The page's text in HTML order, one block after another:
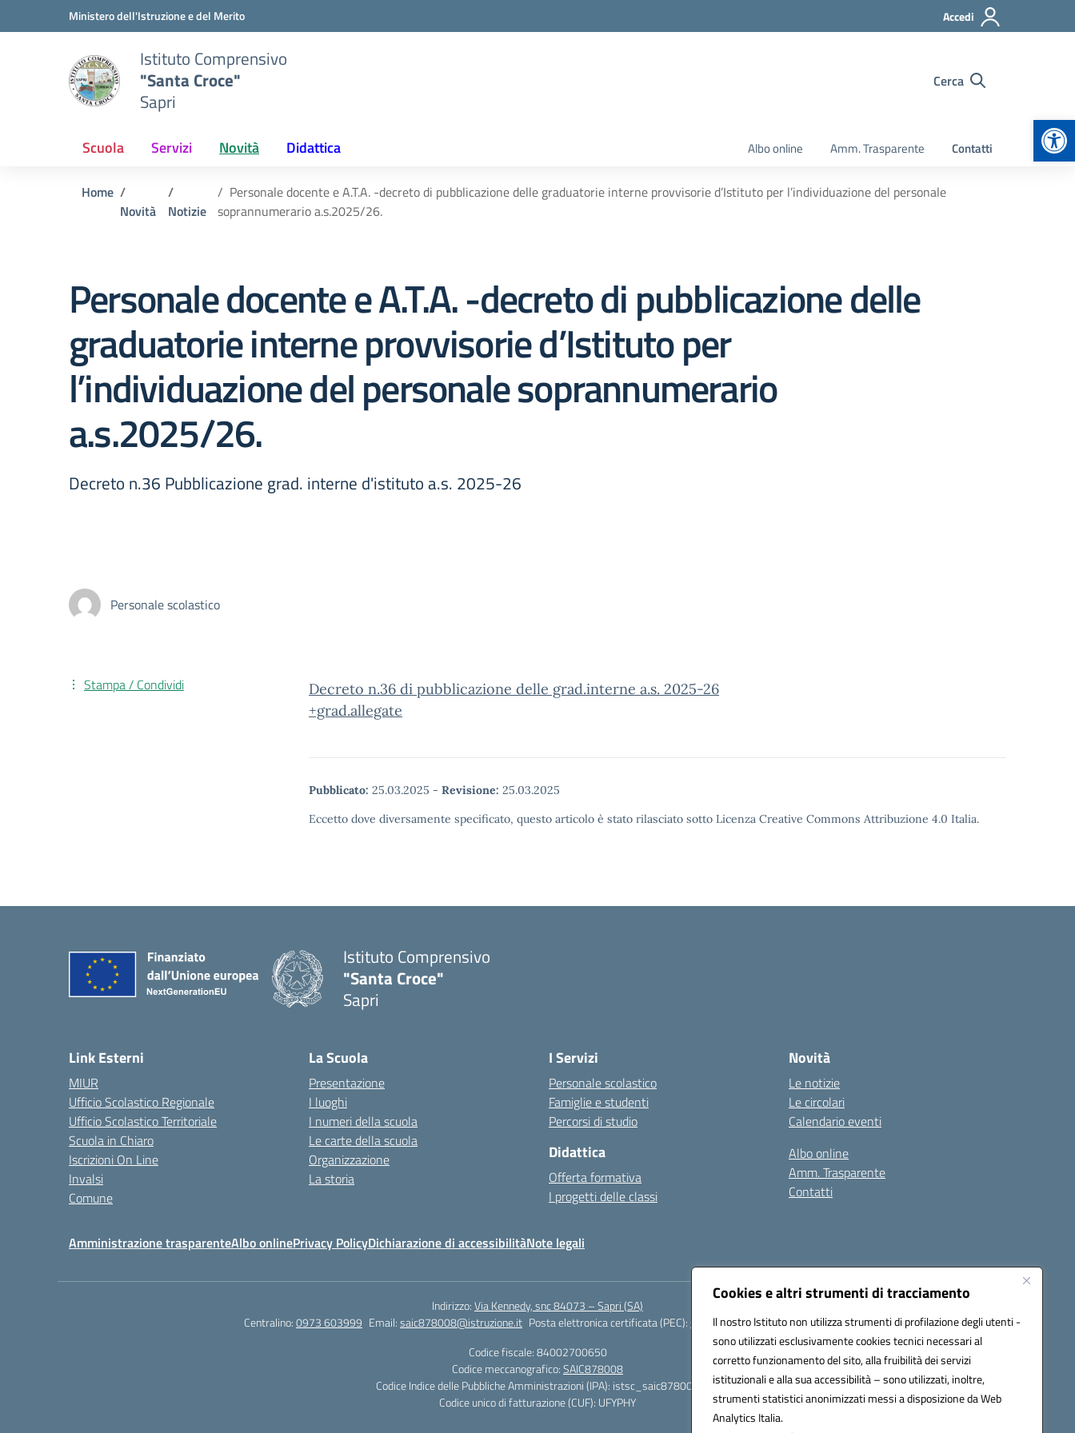
Cookies e altri strumenti di tracciamento
Il nostro Istituto non utilizza strumenti di profilazione degli utenti -
sono utilizzati esclusivamente cookies tecnici necessari al
corretto funzionamento del sito, alla fruibilità dei servizi
istituzionali e alla sua accessibilità – sono utilizzati, inoltre,
strumenti statistici anonimizzati messi a disposizione da Web
Analytics Italia.
Vai ai contenuti
Vai al menu di navigazioneMinistero dell'Istruzione e del Merito Accedi
Istituto Comprensivo
"Santa Croce"
Sapri
Cerca
Scuola Servizi Novità Didattica Albo online Amm. Trasparente Contatti
Home
Novità
Notizie
Personale docente e A.T.A. -decreto di pubblicazione delle graduatorie interne provvisorie d’Istituto per l’individuazione del personale
soprannumerario a.s.2025/26.
Personale docente e A.T.A. -decreto di pubblicazione delle
graduatorie interne provvisorie d’Istituto per
l’individuazione del personale soprannumerario
a.s.2025/26.
Decreto n.36 Pubblicazione grad. interne d'istituto a.s. 2025-26
Personale scolastico
Decreto n.36 di pubblicazione delle grad.interne a.s. 2025-26
+grad.allegate
Pubblicato: 25.03.2025 - Revisione: 25.03.2025
Eccetto dove diversamente specificato, questo articolo è stato rilasciato sotto Licenza Creative Commons Attribuzione 4.0 Italia.
Stampa / Condividi
Istituto Comprensivo
"Santa Croce"
Sapri
Link Esterni
MIUR
Ufficio Scolastico Regionale
Ufficio Scolastico Territoriale
Scuola in Chiaro
Iscrizioni On Line
Invalsi
Comune
La Scuola
Presentazione
I luoghi
I numeri della scuola
Le carte della scuola
Organizzazione
La storia
I Servizi
Personale scolastico
Famiglie e studenti
Percorsi di studio
Didattica
Offerta formativa
I progetti delle classi
Novità
Le notizie
Le circolari
Calendario eventi
Albo online
Amm. Trasparente
Contatti
Amministrazione trasparenteAlbo onlinePrivacy PolicyDichiarazione di accessibilitàNote legali
Indirizzo:Via Kennedy, snc 84073 – Sapri (SA)
Centralino:0973 603999 Email:saic878008@istruzione.it Posta elettronica certificata (PEC):saic878008@pec.istruzione.it
Codice fiscale: 84002700650
Codice meccanografico:SAIC878008
Codice Indice delle Pubbliche Amministrazioni (IPA): istsc_saic878008
Codice unico di fatturazione (CUF): UFYPHY